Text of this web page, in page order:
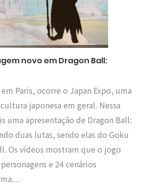
novo em Dragon Ball:
Paris, ocorre o Japan Expo, uma
japonesa em geral. Nessa
uma apresentação de Dragon Ball:
duas lutas, sendo elas do Goku
Os vídeos mostram que o jogo
e 24 cenários